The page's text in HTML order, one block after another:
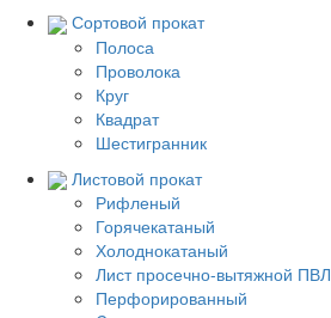
Сортовой прокат
Полоса
Проволока
Круг
Квадрат
Шестигранник
Листовой прокат
Рифленый
Горячекатаный
Холоднокатаный
Лист просечно-вытяжной ПВЛ
Перфорированный